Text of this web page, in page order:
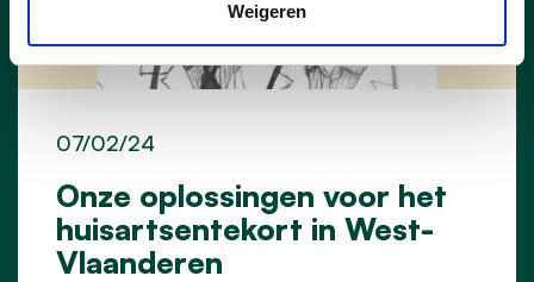
Weigeren
Onze oplossingen voor het
huisartsentekort in West-
Vlaanderen
07/02/24